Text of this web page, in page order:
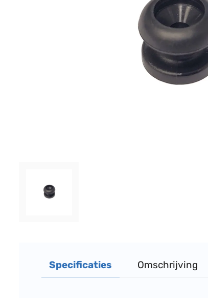
Specificaties Omschrijving